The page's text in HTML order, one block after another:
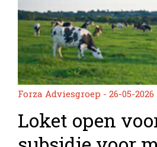
Forza Adviesgroep - 26-05-2026
Loket open